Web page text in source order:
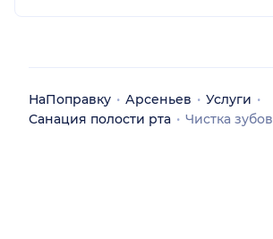
НаПоправку Арсеньев
Услуги
Санация полости рта
Чистка зубов